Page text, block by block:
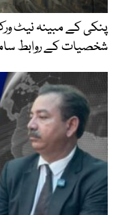
پنکی کے مبینہ نیٹ ورک
شخصیات کے روابط